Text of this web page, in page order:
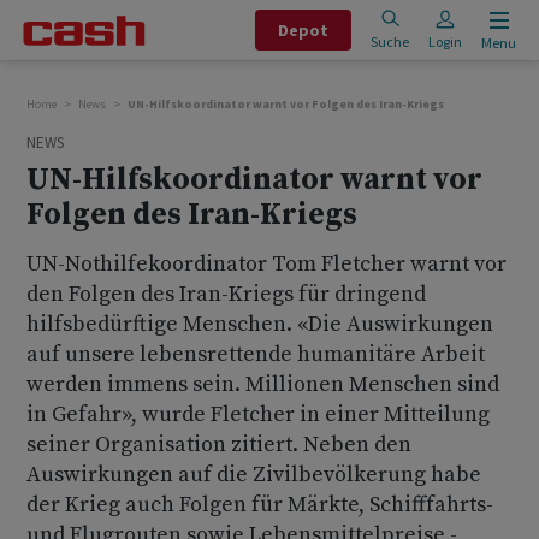
Depot
Suche Login Menu
Home News UN-Hilfskoordinator warnt vor Folgen des Iran-Kriegs
NEWS
UN-Hilfskoordinator warnt vor
Folgen des Iran-Kriegs
UN-Nothilfekoordinator Tom Fletcher warnt vor
den Folgen des Iran-Kriegs für dringend
hilfsbedürftige Menschen. «Die Auswirkungen
auf unsere lebensrettende humanitäre Arbeit
werden immens sein. Millionen Menschen sind
in Gefahr», wurde Fletcher in einer Mitteilung
seiner Organisation zitiert. Neben den
Auswirkungen auf die Zivilbevölkerung habe
der Krieg auch Folgen für Märkte, Schifffahrts-